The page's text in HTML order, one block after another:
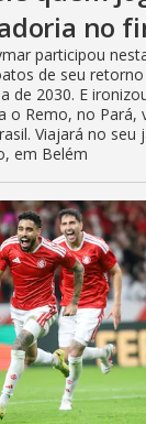
no
participou
de seu retorno
de 2030. E
o Remo, no Pará,
Viajará no seu
em Belém